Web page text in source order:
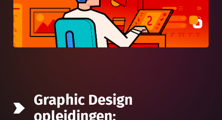
Graphic Design
opleidingen: